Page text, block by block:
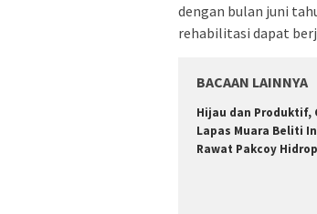
dengan bulan juni
rehabilitasi dapat
BACAAN LAINNYA
Hijau dan Produktif,
Lapas Muara Beliti
Rawat Pakcoy